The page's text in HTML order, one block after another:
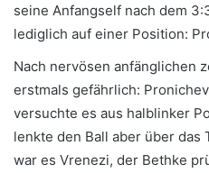
seine Anfangself nach dem
lediglich auf einer Position:
Nach nervösen anfänglichen
erstmals gefährlich:
versuchte es aus halblinker
lenkte den Ball aber über das
war es Vrenezi, der Bethke